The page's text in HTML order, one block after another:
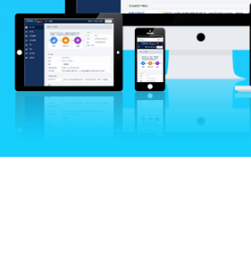
灵活权限管理
强大的在线控制面板